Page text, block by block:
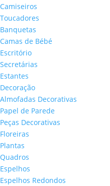
Camiseiros
Toucadores
Banquetas
Camas de Bébé
Escritório
Secretárias
Estantes
Decoração
Almofadas Decorativas
Papel de Parede
Peças Decorativas
Floreiras
Plantas
Quadros
Espelhos
Espelhos Redondos